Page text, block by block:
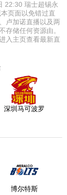
22:30 瑞士超锡永
页面以免错过直
卢加诺直播以及两
存储任何资源由。
入主页查看最新直
深圳马可波罗
博尔特斯